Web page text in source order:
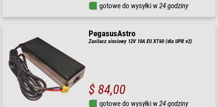
gotowe do wysyłki w24 godziny
PegasusAstro
Zasilacz sieciowy 12V 10A EU XT60 (dla UPB v2)
$ 84,00
gotowe do wysyłki w24 godziny